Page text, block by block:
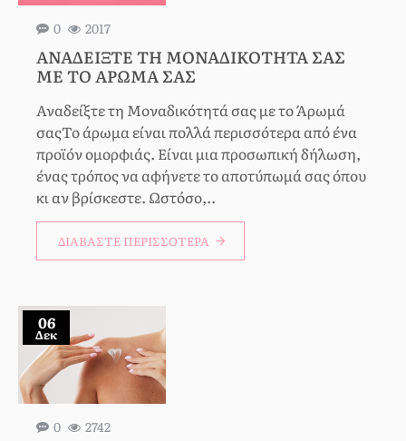
0 2017
ΑΝΑΔΕΊΞΤΕ ΤΗ ΜΟΝΑΔΙΚΌΤΗΤΆ ΣΑΣ
ΜΕ ΤΟ ΆΡΩΜΆ ΣΑΣ
Αναδείξτε τη Μοναδικότητά σας με το Άρωμά
σαςΤο άρωμα είναι πολλά περισσότερα από ένα
προϊόν ομορφιάς. Είναι μια προσωπική δήλωση,
ένας τρόπος να αφήνετε το αποτύπωμά σας όπου
κι αν βρίσκεστε. Ωστόσο,..
ΔΙΑΒΆΣΤΕ ΠΕΡΙΣΣΌΤΕΡΑ
06
Δεκ
0 2742